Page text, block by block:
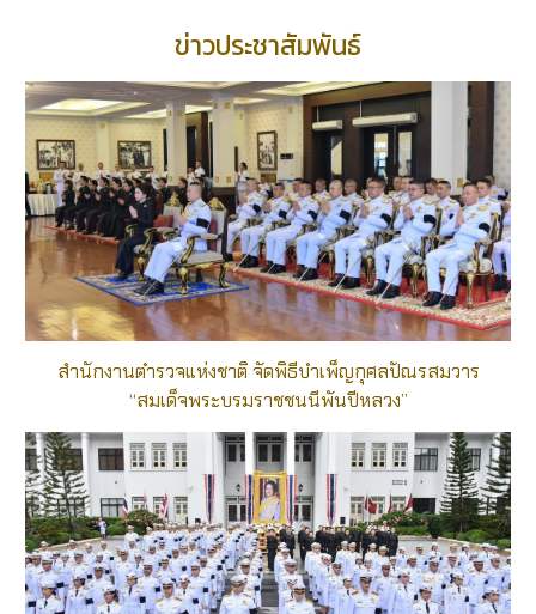
ข่าวประชาสัมพันธ์
สำนักงานตำรวจแห่งชาติ จัดพิธีบำเพ็ญกุศลปัณรสมวาร
“สมเด็จพระบรมราชชนนีพันปีหลวง”